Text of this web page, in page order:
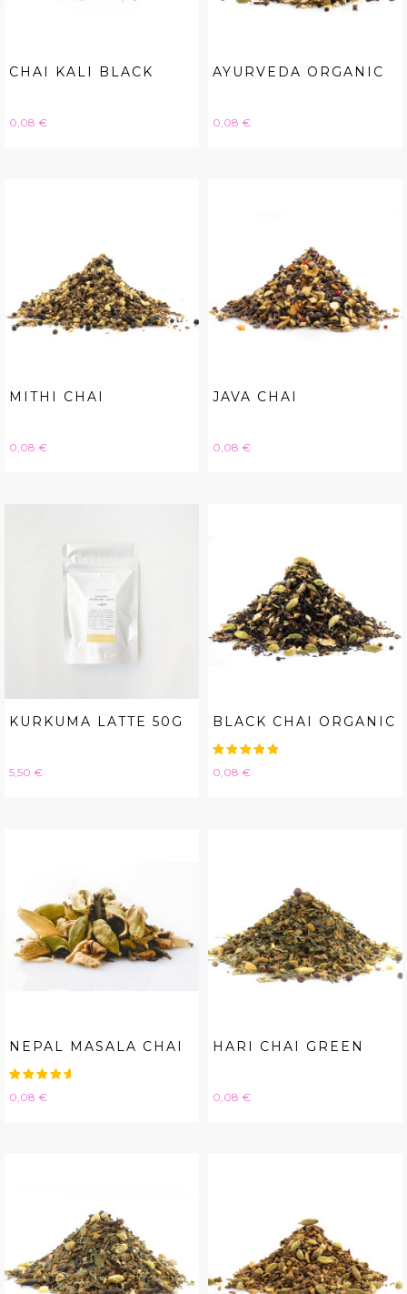
CHAI KALI BLACK
Hinta
0,08 €
AYURVEDA ORGANIC
Hinta
0,08 €
MITHI CHAI
Hinta
0,08 €
JAVA CHAI
Hinta
0,08 €
KURKUMA LATTE 50G
Hinta
5,50 €
BLACK CHAI ORGANIC
Hinta
0,08 €
NEPAL MASALA CHAI
Hinta
0,08 €
HARI CHAI GREEN
Hinta
0,08 €